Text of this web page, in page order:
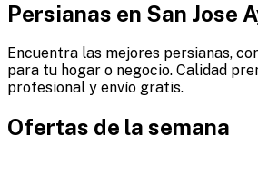
Persianas en San Jose
Encuentra las mejores persianas,
para tu hogar o negocio. Calidad
profesional y envío gratis.
Ofertas de la semana